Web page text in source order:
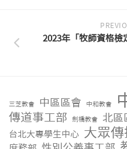
2023年「牧師資格檢
三芝教會 中區區會 中和教會
傳道事工部 劍橋教會 北區
台北大專學生中心 大眾